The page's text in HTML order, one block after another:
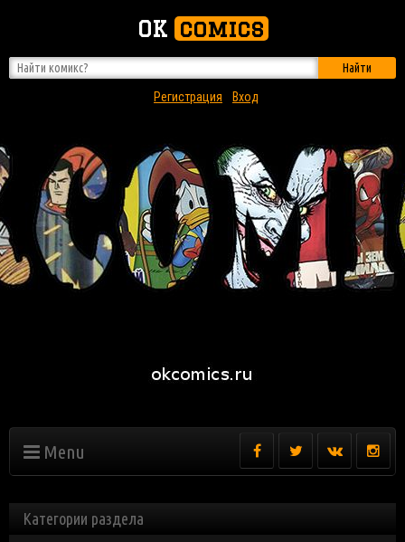
OK comics
Найти
Регистрация
Вход
Menu
Категории раздела